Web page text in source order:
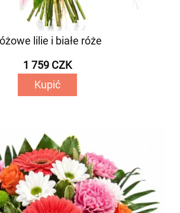
lilie i białe róże
1 759 CZK
Kupić